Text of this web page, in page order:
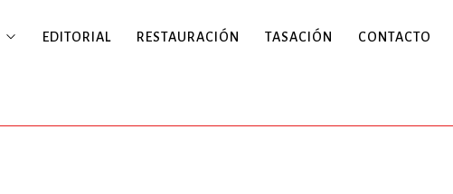
EDITORIAL RESTAURACIÓN TASACIÓN CONTACTO